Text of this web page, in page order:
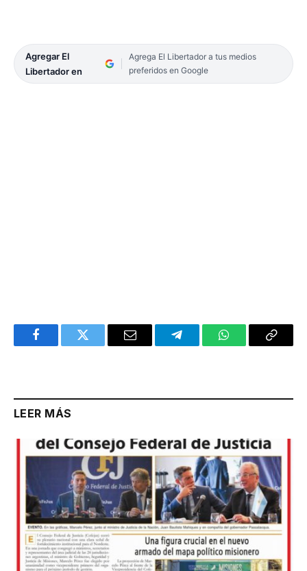
Agregar El
Libertador en
Agrega El Libertador a tus medios
preferidos en Google
FacebookTwitter Email TelegramWhatsAppCopy
LEER MÁS